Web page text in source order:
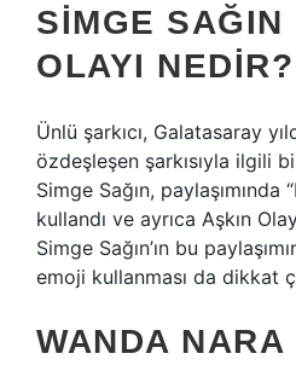
SIMGE SAĞIN
OLAYI NEDIR?
Ünlü şarkıcı, Galatasaray
özdeşleşen şarkısıyla ilgili
Simge Sağın, paylaşımında
kullandı ve ayrıca Aşkın
Simge Sağın’ın bu
emoji kullanması da dikkat
WANDA